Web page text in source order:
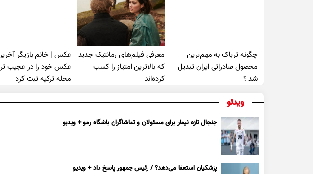
چگونه تریاک به مهم‌ترین
محصول صادراتی ایران تبدیل
شد ؟
معرفی فیلم‌های رمانتیک جدید
که بالاترین امتیاز را کسب
کرده‌اند
عکس | خانم بازیگر
عکس خود را در عجیب
محله ترکیه ثبت کرد
ویدئو
جنجال تازه نیمار برای مسئولان و تماشاگران باشگاه رمو + ویدیو
پزشکیان استعفا می‌دهد؟ / رئیس جمهور پاسخ داد + ویدیو